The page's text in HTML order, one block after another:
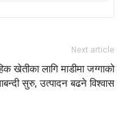
Next article
खेतीका लागि माडीमा जग्गाको
सुरु, उत्पादन बढने विश्वास